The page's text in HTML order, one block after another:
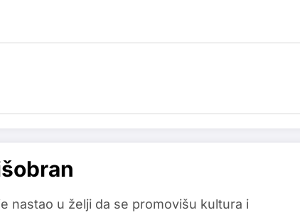
nastao u želji da se promovišu kultura i